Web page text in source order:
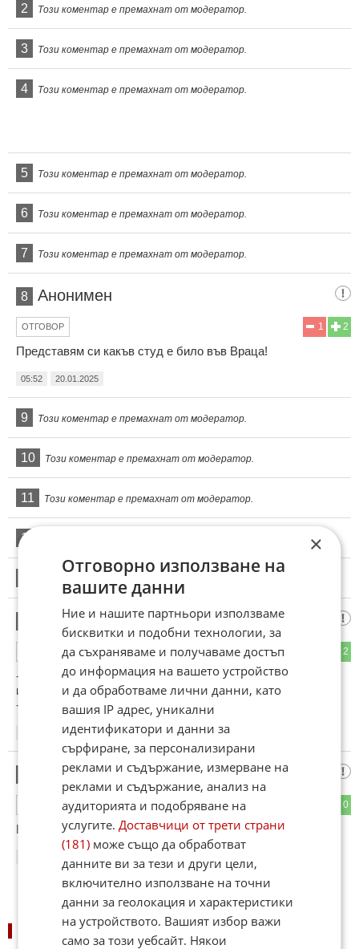
2 Този коментар е премахнат от модератор.
3 Този коментар е премахнат от модератор.
4 Този коментар е премахнат от модератор.
5 Този коментар е премахнат от модератор.
6 Този коментар е премахнат от модератор.
7 Този коментар е премахнат от модератор.
8 Анонимен
2
1
ОТГОВОР
Представям си какъв студ е било във Враца!
05:52 20.01.2025
9 Този коментар е премахнат от модератор.
10 Този коментар е премахнат от модератор.
11 Този коментар е премахнат от модератор.
12
Този коментар е премахнат от модератор.
хаберих
2
ОТГОВОР
- Скъпа, представяш ли си, ако не се бяхме срещнали
изобщо?!
- Да, постоянно си представям!
20.01.2025
трясъ
0
ОТГОВОР
Във Враца гарга не каца,защото там е студь на кутишки.
НОВИНИ ПО ГРАДОВЕ:
×
Отговорно използване на
вашите данни
Ние и нашите партньори използваме
бисквитки и подобни технологии, за
да съхраняваме и получаваме достъп
до информация на вашето устройство
и да обработваме лични данни, като
вашия IP адрес, уникални
идентификатори и данни за
сърфиране, за персонализирани
реклами и съдържание, измерване на
реклами и съдържание, анализ на
аудиторията и подобряване на
услугите.Доставчици от трети страни
(181) може също да обработват
данните ви за тези и други цели,
включително използване на точни
данни за геолокация и характеристики
на устройството. Вашият избор важи
само за този уебсайт. Някои